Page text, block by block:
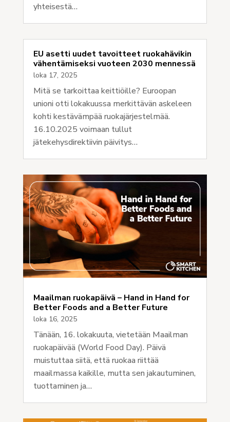
yhteisestä…
EU asetti uudet tavoitteet ruokahävikin
vähentämiseksi vuoteen 2030 mennessä
loka 17, 2025
Mitä se tarkoittaa keittiöille? Euroopan
unioni otti lokakuussa merkittävän askeleen
kohti kestävämpää ruokajärjestelmää.
16.10.2025 voimaan tullut
jätekehysdirektiivin päivitys…
Maailman ruokapäivä – Hand in Hand for
Better Foods and a Better Future
loka 16, 2025
Tänään, 16. lokakuuta, vietetään Maailman
ruokapäivää (World Food Day). Päivä
muistuttaa siitä, että ruokaa riittää
maailmassa kaikille, mutta sen jakautuminen,
tuottaminen ja…